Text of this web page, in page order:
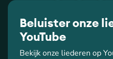
Beluister onze
YouTube
Bekijk onze liederen op